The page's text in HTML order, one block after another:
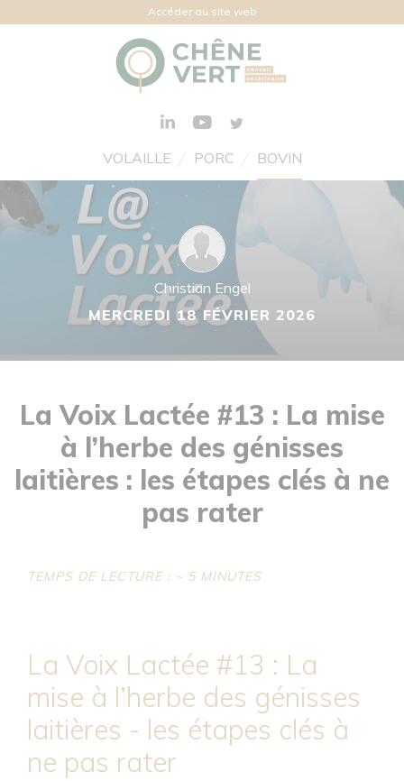
Accéder au site web
VOLAILLE PORC BOVIN
Christian Engel
MERCREDI 18 FÉVRIER 2026
La Voix Lactée #13 : La mise
à l’herbe des génisses
laitières : les étapes clés à ne
pas rater
TEMPS DE LECTURE : ~ 5 MINUTES
La Voix Lactée #13 : La
mise à l’herbe des génisses
laitières - les étapes clés à
ne pas rater